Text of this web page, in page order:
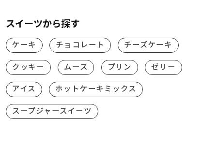
スイーツから探す
ケーキ チョコレート チーズケーキ
クッキー ムース プリン ゼリー
アイス ホットケーキミックス
スープジャースイーツ